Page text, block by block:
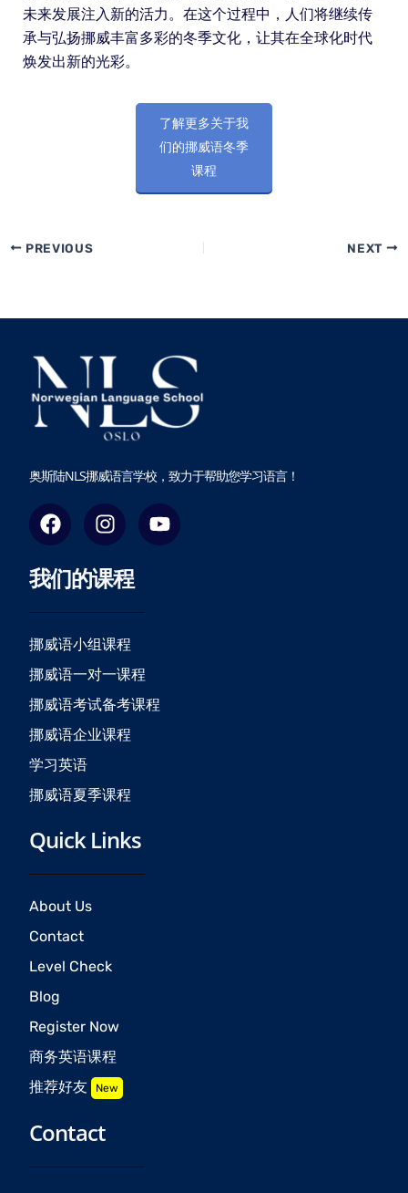
未来发展注入新的活力。在这个过程中，人们将继续传
承与弘扬挪威丰富多彩的冬季文化，让其在全球化时代
焕发出新的光彩。
了解更多关于我
们的挪威语冬季
课程
PREVIOUS NEXT
奥斯陆NLS挪威语言学校，致力于帮助您学习语言！
F
a
c
e
b
o
o
k
I
n
s
t
a
g
r
a
m
Y
o
u
我们的课程
挪威语小组课程
挪威语一对一课程
挪威语考试备考课程
挪威语企业课程
学习英语
挪威语夏季课程
Quick Links
About Us
Contact
Level Check
Blog
Register Now
商务英语课程
推荐好友 New
Contact